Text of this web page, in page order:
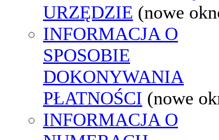
URZĘDZIE (nowe
INFORMACJA O
SPOSOBIE
DOKONYWANIA
PŁATNOŚCI (nowe
INFORMACJA O